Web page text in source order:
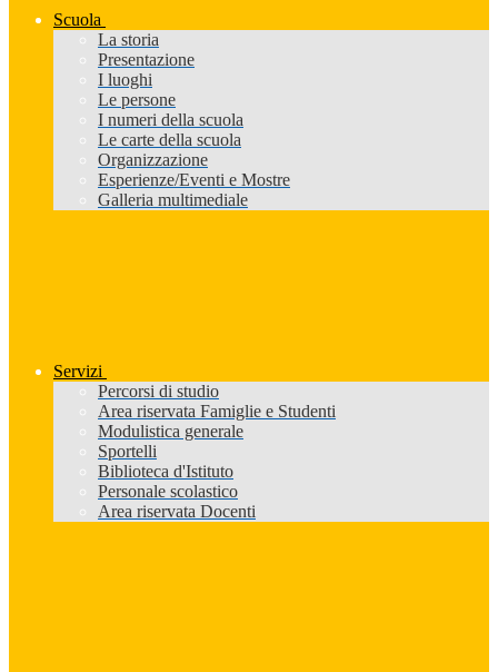
Scuola
La storia
Presentazione
I luoghi
Le persone
I numeri della scuola
Le carte della scuola
Organizzazione
Esperienze/Eventi e Mostre
Galleria multimediale
Servizi
Percorsi di studio
Area riservata Famiglie e Studenti
Modulistica generale
Sportelli
Biblioteca d'Istituto
Personale scolastico
Area riservata Docenti